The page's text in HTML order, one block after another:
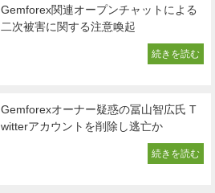
Gemforex関連オープンチャットによる
二次被害に関する注意喚起
続きを読む
Gemforexオーナー疑惑の冨山智広氏 T
witterアカウントを削除し逃亡か
続きを読む